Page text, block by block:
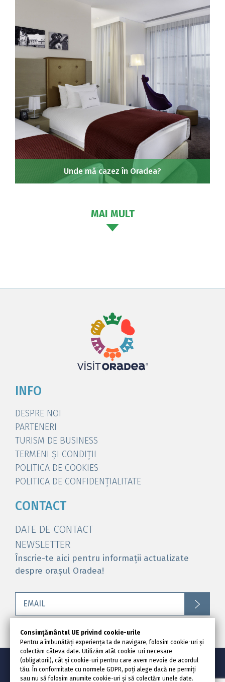
Consimțământul UE privind cookie-urile
Pentru a îmbunătăți experiența ta de navigare, folosim cookie-uri și
colectăm câteva date. Utilizăm atât cookie-uri necesare
(obligatorii), cât și cookie-uri pentru care avem nevoie de acordul
tău. În conformitate cu normele GDPR, poți alege dacă ne permiți
sau nu să folosim anumite cookie-uri și să colectăm unele date.
Unde mă cazez în Oradea?
MAI MULT
INFO
DESPRE NOI
PARTENERI
TURISM DE BUSINESS
TERMENI ȘI CONDIȚII
POLITICA DE COOKIES
POLITICA DE CONFIDENȚIALITATE
CONTACT
DATE DE CONTACT
NEWSLETTER
Înscrie-te aici pentru informații actualizate
despre orașul Oradea!
© Visit Oradea @ 2020